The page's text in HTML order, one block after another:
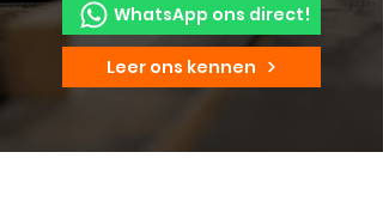
WhatsApp ons direct!
Leer ons kennen